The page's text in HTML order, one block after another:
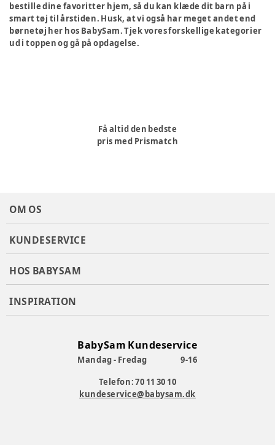
bestille dine favoritter hjem, så du kan klæde dit barn på i
smart tøj til årstiden. Husk, at vi også har meget andet end
børnetøj her hos BabySam. Tjek vores forskellige kategorier
ud i toppen og gå på opdagelse.
Få altid den bedste
pris med Prismatch
OM OS
KUNDESERVICE
HOS BABYSAM
INSPIRATION
BabySam Kundeservice
Mandag - Fredag
9-16
Telefon: 70 11 30 10
kundeservice@babysam.dk